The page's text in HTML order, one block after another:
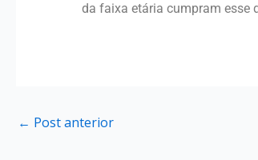
da faixa etária cumpram esse
← Post anterior